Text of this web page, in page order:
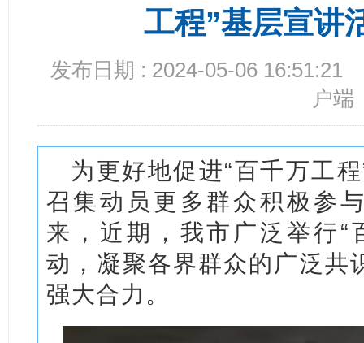
工程”基层宣讲
发布日期 : 2024-05-06 16:51:21
户端
为更好地促进“百千万工
召集动员更多群众积极参
来，近期，我市广泛举行“
动，凝聚各界群众的广泛共
强大合力。